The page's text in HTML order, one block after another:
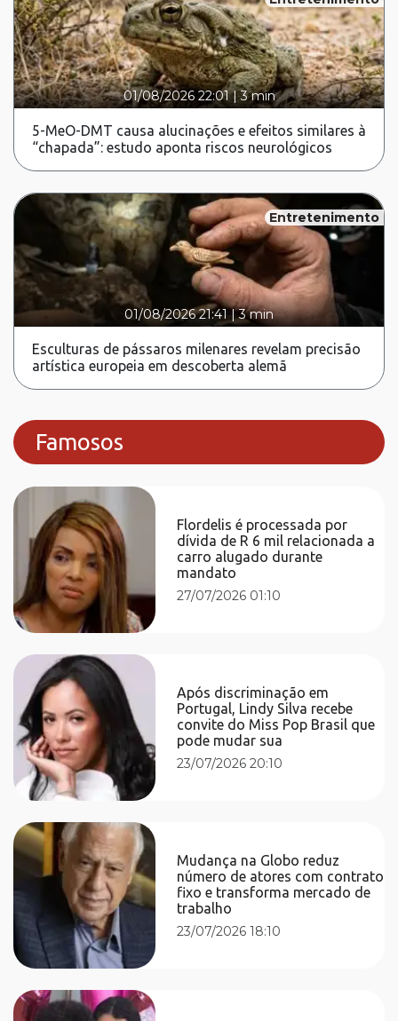
01/08/2026 22:01|3 min
5-MeO-DMT causa alucinações e efeitos similares à
“chapada”: estudo aponta riscos neurológicos
Entretenimento
01/08/2026 21:41 |3 min
Esculturas de pássaros milenares revelam precisão
artística europeia em descoberta alemã
Famosos
Flordelis é processada por
dívida de R 6 mil relacionada a
carro alugado durante
mandato
27/07/2026 01:10
Após discriminação em
Portugal, Lindy Silva recebe
convite do Miss Pop Brasil que
pode mudar sua
23/07/2026 20:10
Mudança na Globo reduz
número de atores com contrato
fixo e transforma mercado de
trabalho
23/07/2026 18:10